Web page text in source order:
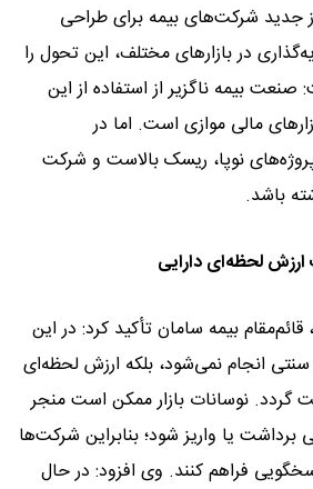
جدید شرکت‌های بیمه برای طراحی
در بازارهای مختلف، این تحول را
بیمه ناگزیر از استفاده از این
مالی موازی است. اما در
نوپا، ریسک بالاست و شرکت
باشد.
لحظه‌ای دارایی
بیمه سامان تأکید کرد: در این
سنتی انجام نمی‌شود، بلکه ارزش لحظه‌ای
گردد. نوسانات بازار ممکن است منجر
یا واریز شود؛ بنابراین شرکت‌ها
فراهم کنند. وی افزود: در حال